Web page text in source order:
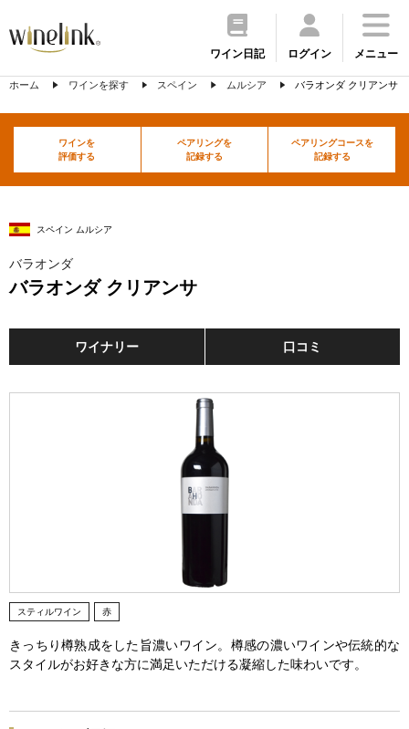
ワイン日記 ログイン メニュー
ホーム ワインを探す スペイン ムルシア バラオンダ クリアンサ
ワインを
評価する
ペアリングを
記録する
ペアリングコースを
記録する
スペイン ムルシア
バラオンダ
バラオンダ クリアンサ
ワイナリー 口コミ
スティルワイン 赤
きっちり樽熟成をした旨濃いワイン。樽感の濃いワインや伝統的な
スタイルがお好きな方に満足いただける凝縮した味わいです。